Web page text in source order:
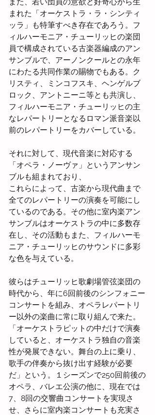
まれた「オーケストラ・ラ・シンティ
ッラ」も特筆すべき存在であろう。フ
ィルハーモニア・チューリッヒの楽団
員で構成されている古楽器編成のアン
サンブルで、アーノンクールとの永年
にわたる共同作業の賜物でもある。ク
リスティ、ミンコフスキ、ヘンゲルブ
ロック、アントニーニ等とも共演し、
フィルハーモニア・チューリッヒの主
なレパートリーとなるロマン派音楽以
前のレパートリーをカバーしている。
それに対して、現代音楽に対応する
「オペラ・ノーヴァ」というアンサン
ブルも組まれており、
これらによって、古楽から現代曲まで
全てのレパートリーの演奏を可能にし
ているのである。その他に室内楽アン
サンブルはオーケストラの中に多数存
在し、その活動もまた、フィルハーモ
ニア・チューリッヒのサウンドに多彩
な色を与えている。
彼らはチューリッヒ歌劇場管弦楽団の
時代から、年に6回前後のシンフォニー
コンサートを組み、オペラレパートリ
ー以外の楽曲に常に取り組んで来た。
「オーケストラピットの中だけで演奏
していると、オーケストラ独自の音楽
性が発展できない。舞台の上に乗り、
歌手の伴奏から抜け出す経験が必要
だ」という。１シーズンで250回前後の
オペラ、バレエ公演の他に、現在では
7、8回の交響曲コンサートを実現さ
せ、さらに室内楽コンサートも充実さ